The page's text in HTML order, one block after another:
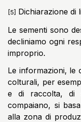
[5] Dichiarazione di
Le sementi sono
decliniamo ogni
improprio.
Le informazioni, le
colturali, per
e di raccolta, di
compaiano, si
alla zona di